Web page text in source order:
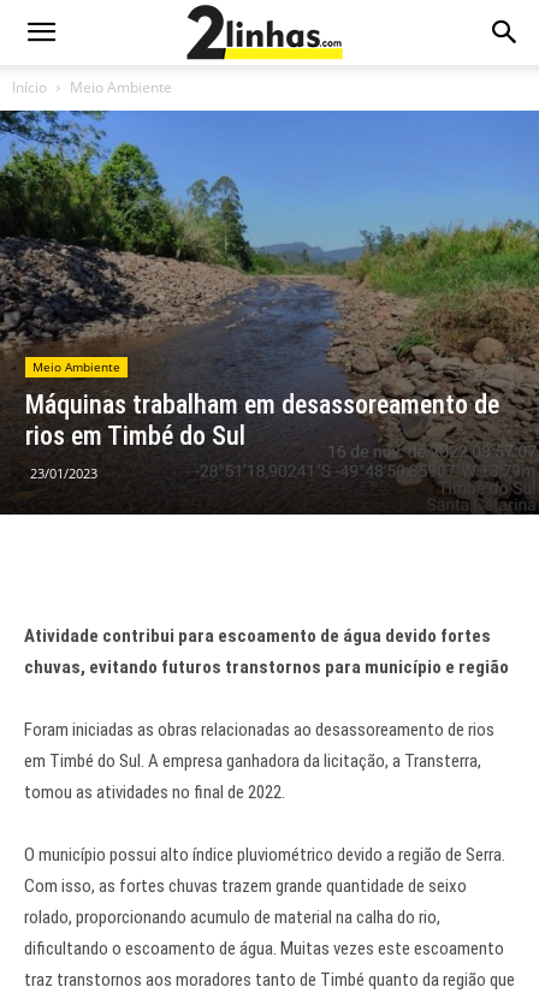
Início Meio Ambiente
Meio Ambiente
Máquinas trabalham em desassoreamento de
rios em Timbé do Sul
23/01/2023
Atividade contribui para escoamento de água devido fortes
chuvas, evitando futuros transtornos para município e região
Foram iniciadas as obras relacionadas ao desassoreamento de rios
em Timbé do Sul. A empresa ganhadora da licitação, a Transterra,
tomou as atividades no final de 2022.
O município possui alto índice pluviométrico devido a região de Serra.
Com isso, as fortes chuvas trazem grande quantidade de seixo
rolado, proporcionando acumulo de material na calha do rio,
dificultando o escoamento de água. Muitas vezes este escoamento
traz transtornos aos moradores tanto de Timbé quanto da região que